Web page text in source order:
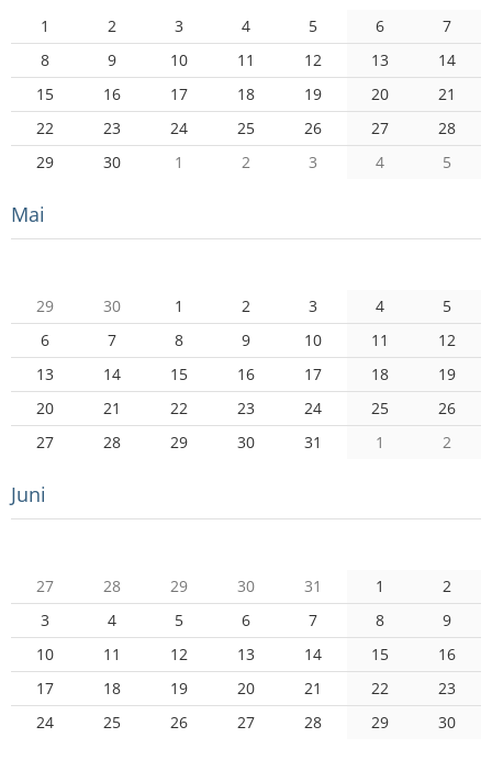
1
2 3 4 5 6
7
8
9 10 11 12 13
14
15
16 17 18 19 20
21
22
23 24 25 26 27
28
29
30 1 2 3 4 5
Mai
29
30 1 2 3 4
5
6
7 8 9 10 11
12
13
14 15 16 17 18
19
20
21 22 23 24 25
26
27
28 29 30 31 1 2
Juni
27
28 29 30 31 1
2
3
4 5 6 7 8
9
10
11 12 13 14 15
16
17
18 19 20 21 22
23
24
25 26 27 28 29 30